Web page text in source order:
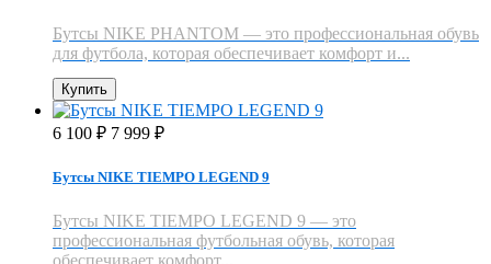
Бутсы NIKE PHANTOM — это профессиональная обувь
для футбола, которая обеспечивает комфорт и...
Купить
6 100 ₽ 7 999 ₽
Бутсы NIKE TIEMPO LEGEND 9
Бутсы NIKE TIEMPO LEGEND 9 — это
профессиональная футбольная обувь, которая
обеспечивает комфорт...